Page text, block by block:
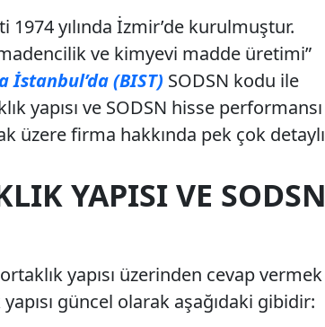
yılında İzmir’de kurulmuştur.
ve kimyevi madde üretimi”
İstanbul’da (BIST) SODSN kodu ile
yapısı ve SODSN hisse performansı
üzere firma hakkında pek çok detaylı
YAPISI VE SODSN
yapısı üzerinden cevap vermek
güncel olarak aşağıdaki gibidir: